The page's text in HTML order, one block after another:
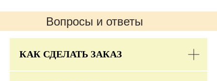
Вопросы и ответы
КАК СДЕЛАТЬ ЗАКАЗ